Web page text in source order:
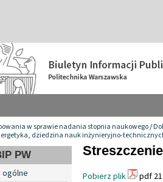
w sprawie nadania stopnia naukowego/
dziedzina nauk inżynieryjno-
PW
ogólne
Streszczenie
Pobierz plik pdf